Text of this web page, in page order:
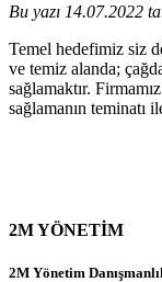
Bu yazı 14.07.2022
Temel hedefimiz siz
ve temiz alanda;
sağlamaktır.
sağlamanın teminatı
2M YÖNETİM
2M Yönetim